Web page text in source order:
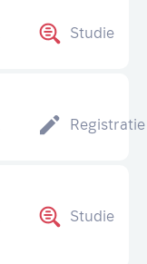
Studie
Registratie
Studie